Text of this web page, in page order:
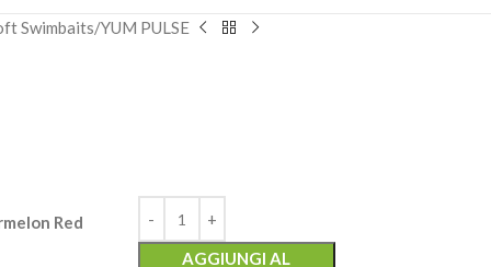
Swimbaits YUM PULSE
Red
AGGIUNGI AL